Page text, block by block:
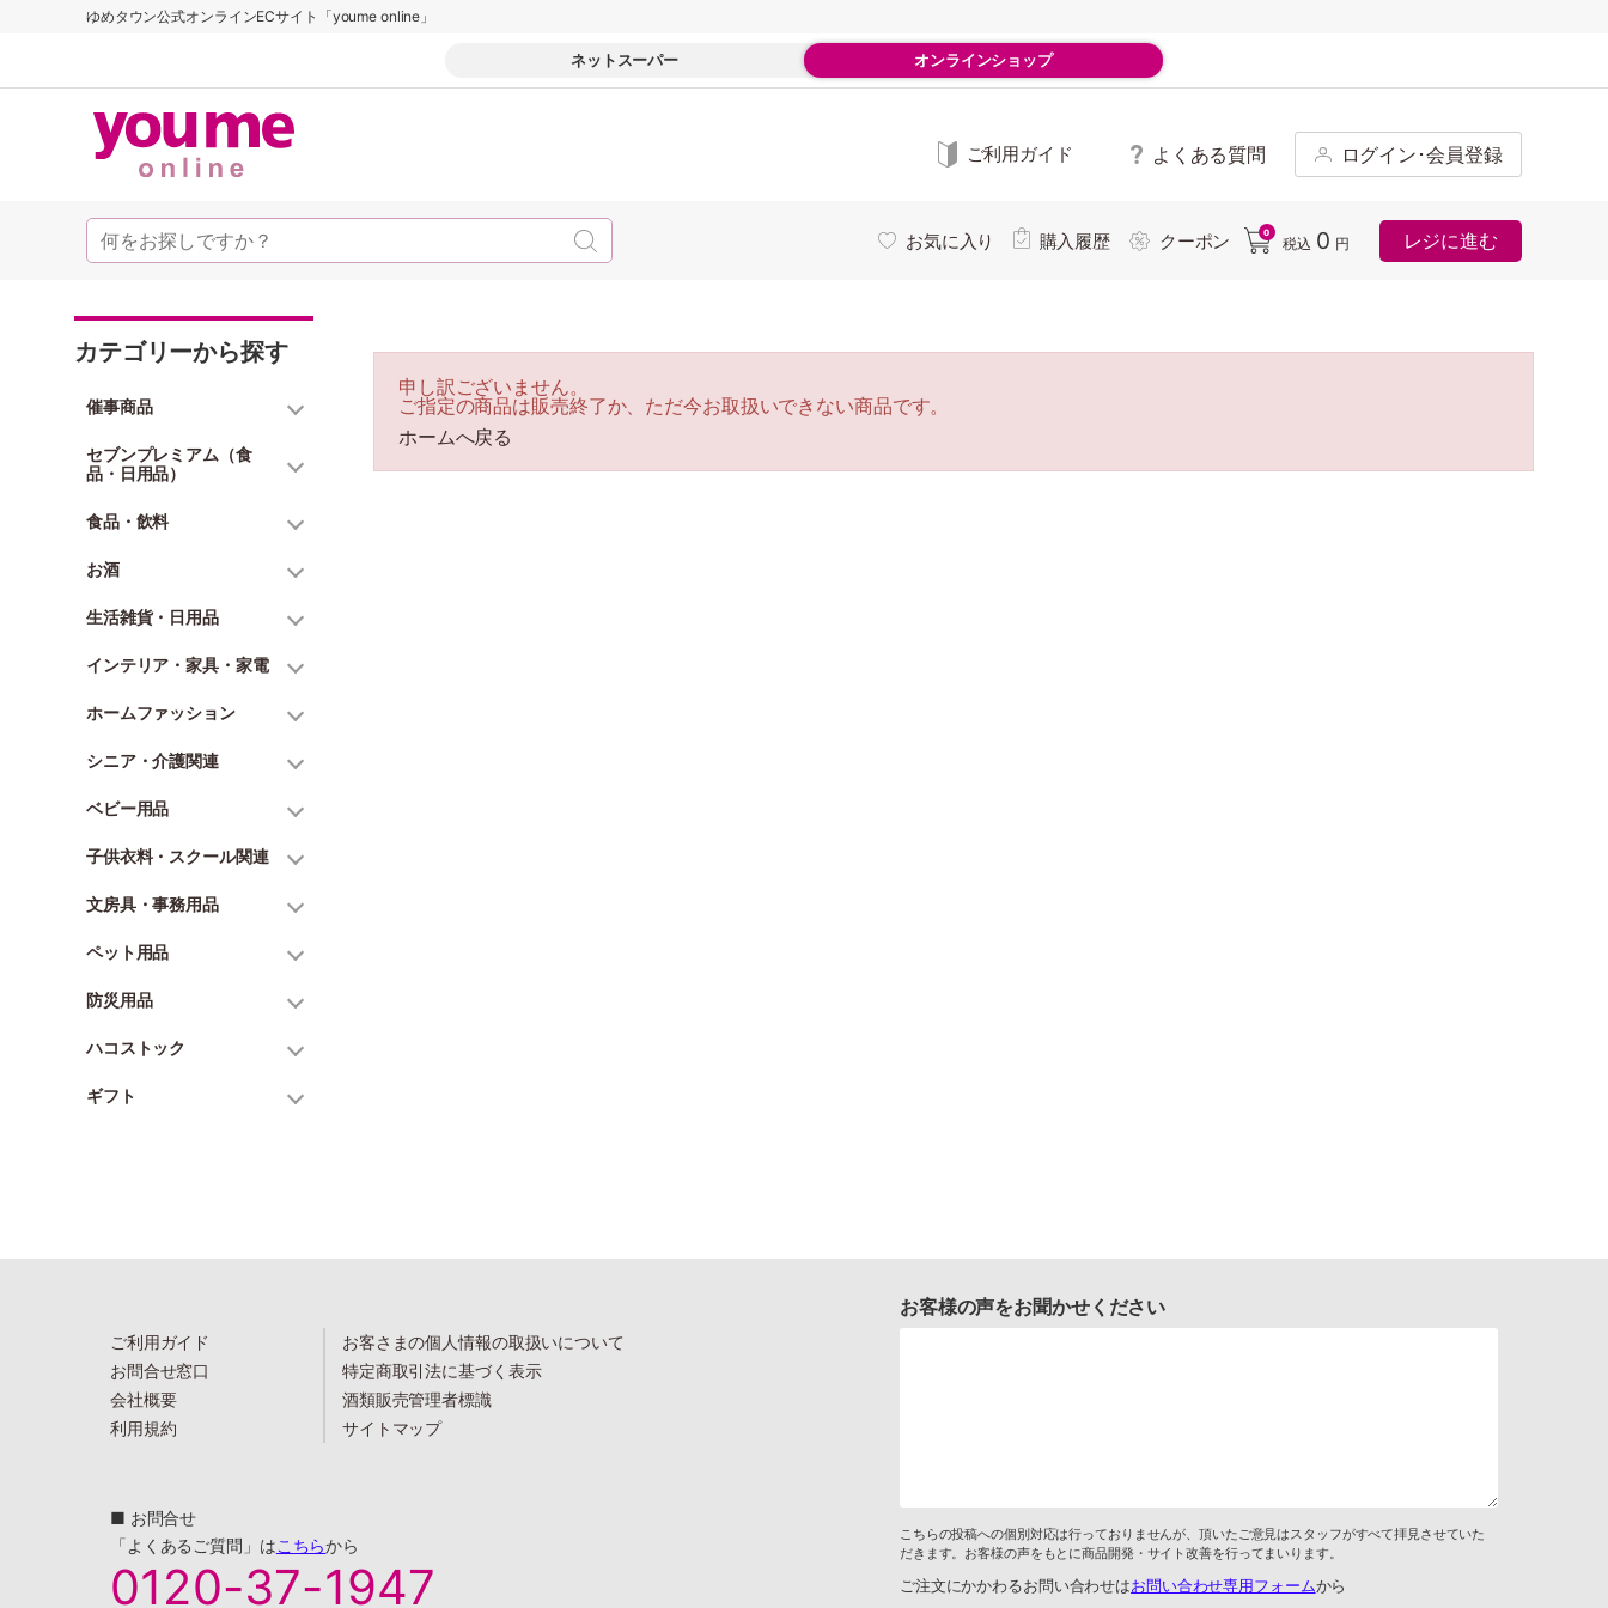
ゆめタウン公式オンラインECサイト「youme online」
ネットスーパー オンラインショップ
ご利用ガイド よくある質問 ログイン･会員登録
お気に入り 購入履歴 クーポン 0
税込 0 円 レジに進む
カテゴリーから探す
催事商品
セブンプレミアム（食
品・日用品）
食品・飲料
お酒
生活雑貨・日用品
インテリア・家具・家電
ホームファッション
シニア・介護関連
ベビー用品
子供衣料・スクール関連
文房具・事務用品
ペット用品
防災用品
ハコストック
ギフト
申し訳ございません。
ご指定の商品は販売終了か、ただ今お取扱いできない商品です。
ホームへ戻る
ご利用ガイド
お問合せ窓口
会社概要
利用規約
お客さまの個人情報の取扱いについて
特定商取引法に基づく表示
酒類販売管理者標識
サイトマップ
■ お問合せ
「よくあるご質問」はこちらから
0120-37-1947
お客様の声をお聞かせください
こちらの投稿への個別対応は行っておりませんが、頂いたご意見はスタッフがすべて拝見させていた
だきます。お客様の声をもとに商品開発・サイト改善を行ってまいります。
ご注文にかかわるお問い合わせはお問い合わせ専用フォームから